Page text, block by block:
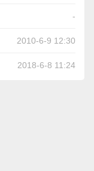
-
2010-6-9 12:30
2018-6-8 11:24